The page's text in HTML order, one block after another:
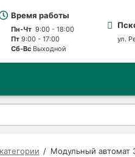
Время работы
Пн-Чт9:00 - 18:00
Пт9:00 - 17:00
Сб-ВсВыходной
ул.
Модульный автомат